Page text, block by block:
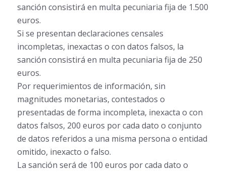
sanción consistirá en multa pecuniaria fija de 1.500
euros.
Si se presentan declaraciones censales
incompletas, inexactas o con datos falsos, la
sanción consistirá en multa pecuniaria fija de 250
euros.
Por requerimientos de información, sin
magnitudes monetarias, contestados o
presentadas de forma incompleta, inexacta o con
datos falsos, 200 euros por cada dato o conjunto
de datos referidos a una misma persona o entidad
omitido, inexacto o falso.
La sanción será de 100 euros por cada dato o